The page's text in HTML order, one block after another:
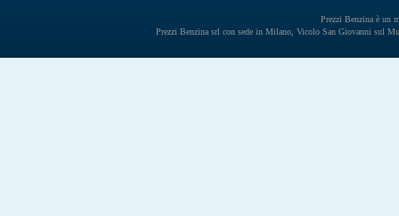
Prezzi Benzina è un
Prezzi Benzina srl con sede in Milano, Vicolo San Giovanni sul